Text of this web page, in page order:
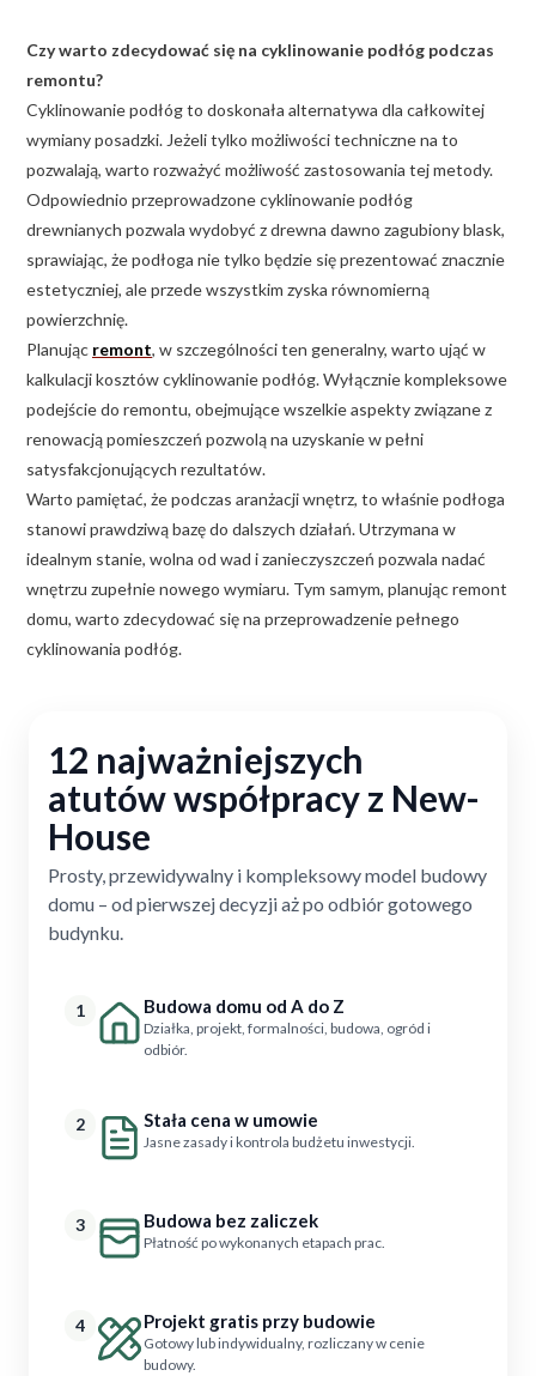
Czy warto zdecydować się na cyklinowanie podłóg podczas
remontu?
Cyklinowanie podłóg to doskonała alternatywa dla całkowitej
wymiany posadzki. Jeżeli tylko możliwości techniczne na to
pozwalają, warto rozważyć możliwość zastosowania tej metody.
Odpowiednio przeprowadzone cyklinowanie podłóg
drewnianych pozwala wydobyć z drewna dawno zagubiony blask,
sprawiając, że podłoga nie tylko będzie się prezentować znacznie
estetyczniej, ale przede wszystkim zyska równomierną
powierzchnię.
Planując remont, w szczególności ten generalny, warto ująć w
kalkulacji kosztów cyklinowanie podłóg. Wyłącznie kompleksowe
podejście do remontu, obejmujące wszelkie aspekty związane z
renowacją pomieszczeń pozwolą na uzyskanie w pełni
satysfakcjonujących rezultatów.
Warto pamiętać, że podczas aranżacji wnętrz, to właśnie podłoga
stanowi prawdziwą bazę do dalszych działań. Utrzymana w
idealnym stanie, wolna od wad i zanieczyszczeń pozwala nadać
wnętrzu zupełnie nowego wymiaru. Tym samym, planując remont
domu, warto zdecydować się na przeprowadzenie pełnego
cyklinowania podłóg.
12 najważniejszych
atutów współpracy z New-
House
Prosty, przewidywalny i kompleksowy model budowy
domu – od pierwszej decyzji aż po odbiór gotowego
budynku.
1 Budowa domu od A do Z
Działka, projekt, formalności, budowa, ogród i
odbiór.
2 Stała cena w umowie
Jasne zasady i kontrola budżetu inwestycji.
3 Budowa bez zaliczek
Płatność po wykonanych etapach prac.
4 Projekt gratis przy budowie
Gotowy lub indywidualny, rozliczany w cenie
budowy.